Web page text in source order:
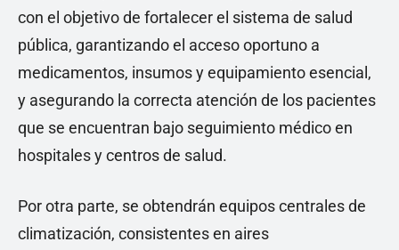
con el objetivo de fortalecer el sistema de salud
pública, garantizando el acceso oportuno a
medicamentos, insumos y equipamiento esencial,
y asegurando la correcta atención de los pacientes
que se encuentran bajo seguimiento médico en
hospitales y centros de salud.
Por otra parte, se obtendrán equipos centrales de
climatización, consistentes en aires